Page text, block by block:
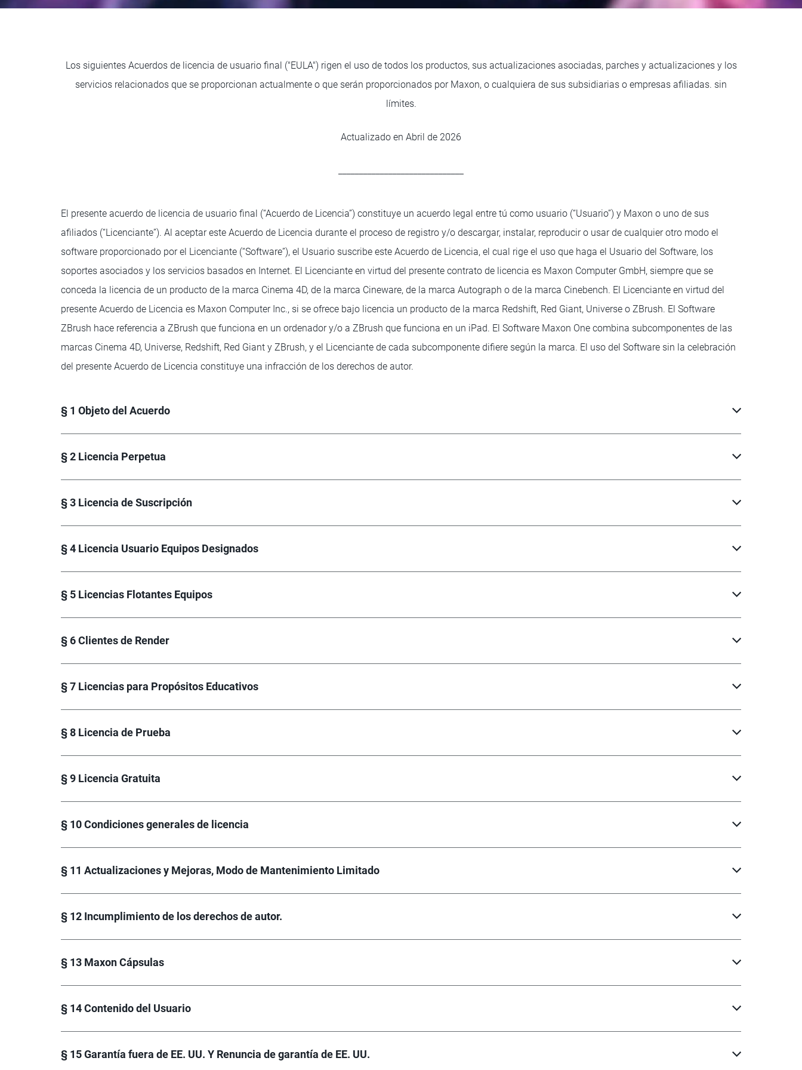
Los siguientes Acuerdos de licencia de usuario final ("EULA") rigen el uso de todos los productos, sus actualizaciones asociadas, parches y actualizaciones y los
servicios relacionados que se proporcionan actualmente o que serán proporcionados por Maxon, o cualquiera de sus subsidiarias o empresas afiliadas. sin
límites.
Actualizado en Abril de 2026
El presente acuerdo de licencia de usuario final (“Acuerdo de Licencia”) constituye un acuerdo legal entre tú como usuario (“Usuario”) y Maxon o uno de sus
afiliados (“Licenciante”). Al aceptar este Acuerdo de Licencia durante el proceso de registro y/o descargar, instalar, reproducir o usar de cualquier otro modo el
software proporcionado por el Licenciante (“Software”), el Usuario suscribe este Acuerdo de Licencia, el cual rige el uso que haga el Usuario del Software, los
soportes asociados y los servicios basados en Internet. El Licenciante en virtud del presente contrato de licencia es Maxon Computer GmbH, siempre que se
conceda la licencia de un producto de la marca Cinema 4D, de la marca Cineware, de la marca Autograph o de la marca Cinebench. El Licenciante en virtud del
presente Acuerdo de Licencia es Maxon Computer Inc., si se ofrece bajo licencia un producto de la marca Redshift, Red Giant, Universe o ZBrush. El Software
ZBrush hace referencia a ZBrush que funciona en un ordenador y/o a ZBrush que funciona en un iPad. El Software Maxon One combina subcomponentes de las
marcas Cinema 4D, Universe, Redshift, Red Giant y ZBrush, y el Licenciante de cada subcomponente difiere según la marca. El uso del Software sin la celebración
del presente Acuerdo de Licencia constituye una infracción de los derechos de autor.
§ 1 Objeto del Acuerdo
§ 2 Licencia Perpetua
§ 3 Licencia de Suscripción
§ 4 Licencia Usuario Equipos Designados
§ 5 Licencias Flotantes Equipos
§ 6 Clientes de Render
§ 7 Licencias para Propósitos Educativos
§ 8 Licencia de Prueba
§ 9 Licencia Gratuita
§ 10 Condiciones generales de licencia
§ 11 Actualizaciones y Mejoras, Modo de Mantenimiento Limitado
§ 12 Incumplimiento de los derechos de autor.
§ 13 Maxon Cápsulas
§ 14 Contenido del Usuario
§ 15 Garantía fuera de EE. UU. Y Renuncia de garantía de EE. UU.